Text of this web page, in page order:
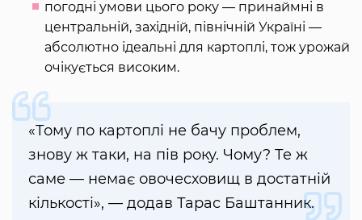
погодні умови цього року — принаймні в
центральній, західній, північній Україні —
абсолютно ідеальні для картоплі, тож урожай
очікується високим.
«Тому по картоплі не бачу проблем,
знову ж таки, на пів року. Чому? Те ж
саме — немає овочесховищ в достатній
кількості», — додав Тарас Баштанник.